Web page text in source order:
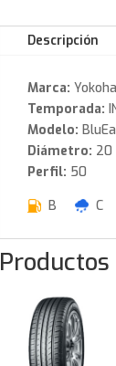
Descripción
Marca:
Temporada:
Modelo:
Diámetro: 20
Perfil: 50
B
C